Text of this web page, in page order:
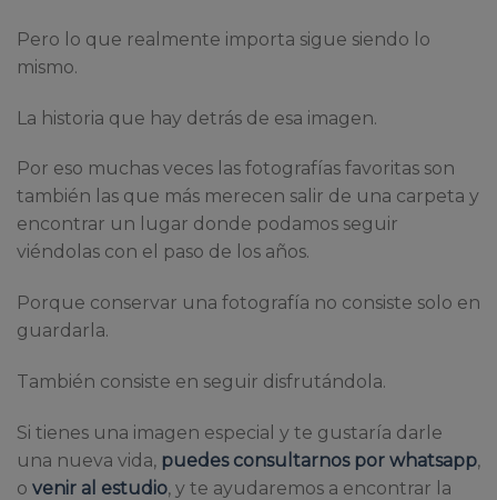
Pero lo que realmente importa sigue siendo lo
mismo.
La historia que hay detrás de esa imagen.
Por eso muchas veces las fotografías favoritas son
también las que más merecen salir de una carpeta y
encontrar un lugar donde podamos seguir
viéndolas con el paso de los años.
Porque conservar una fotografía no consiste solo en
guardarla.
También consiste en seguir disfrutándola.
Si tienes una imagen especial y te gustaría darle
una nueva vida, puedes consultarnos por whatsapp,
o venir al estudio, y te ayudaremos a encontrar la